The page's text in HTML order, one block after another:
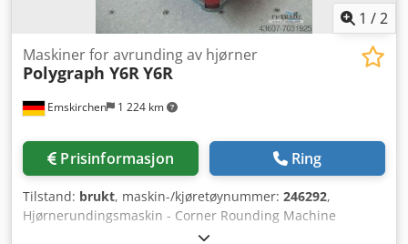
1 /2
Emskirchen 1 224 km
Maskiner for avrunding av hjørner
Polygraph Y6RY6R
Prisinformasjon Ring
Tilstand: brukt, maskin-/kjøretøynummer: 246292,
Hjørnerundingsmaskin - Corner Rounding Machine
Polygraph Y6R, serienummer 246292 Chedpfeh Axdzex